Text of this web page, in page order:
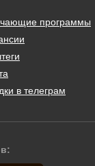
программы
в телеграм